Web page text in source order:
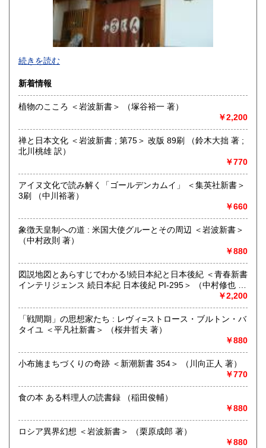
追分コロニーは「豊かな暮らし」をテーマにした「村の古本
屋」です。人が精神的に豊かな生活を送るための 様々な遊び
的「衣・食・住、アート、音楽、旅、 趣味、健康、文芸、経
済、社会、哲学、政治」 等の幅広いテーマを扱います。
「日本の古本屋」で販売している古本は、隣りの「文化磁場
油や」で一部展示販売も春～秋にしています、堀辰雄、立原
道造、加藤周一などのゆかりの土地柄です。信州にお越しの
沿線名：しなの鉄道
最寄駅：信濃追分駅
定休日：火・水曜日(夏季:毎日営業、冬季:天気次第)
書籍の買取について
◇近隣であれば書籍の買取をしています。少数であれば店へ
の持ち込み、あるいは量が多い場合はまずは電話などで相談
をさせていただくこともあります。
買取が出来る本とそうでない本があります、メール・電話等
で連絡頂ければと思います。
哲学宗教、歴史、社会科学、美術工芸、外国文学、趣味、サ
続きを読む
新着情報
植物のこころ ＜岩波新書＞ （塚谷裕一 著）
￥2,200
禅と日本文化 ＜岩波新書 ; 第75＞ 改版 89刷 （鈴木大拙 著 ;
北川桃雄 訳）
￥770
アイヌ文化で読み解く「ゴールデンカムイ」 ＜集英社新書＞
3刷 （中川裕著）
￥660
象徴天皇制への道 : 米国大使グルーとその周辺 ＜岩波新書＞
（中村政則 著）
￥880
図説地図とあらすじでわかる!続日本紀と日本後紀 ＜青春新書
インテリジェンス 続日本紀 日本後紀 PI-295＞ （中村修也 監
￥2,200
「戦間期」の思想家たち : レヴィ=ストロース・ブルトン・バ
タイユ ＜平凡社新書＞ （桜井哲夫 著）
￥880
小布施まちづくりの奇跡 ＜新潮新書 354＞ （川向正人 著）
￥770
食の本 ある料理人の読書録 （稲田俊輔）
￥880
ロシア異界幻想 ＜岩波新書＞ （栗原成郎 著）
￥880